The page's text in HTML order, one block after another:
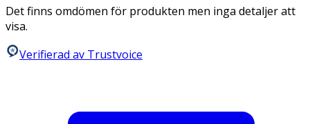
Det finns omdömen för produkten men inga detaljer att
visa.
Verifierad av Trustvoice